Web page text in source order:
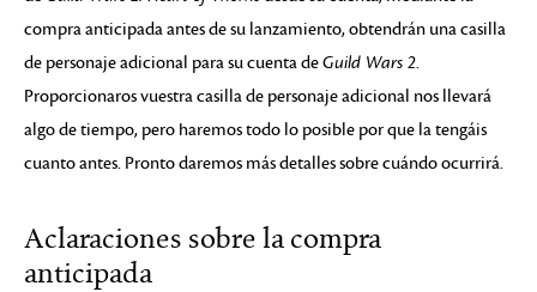
compra anticipada antes de su lanzamiento, obtendrán una casilla
de personaje adicional para su cuenta deGuild Wars 2.
Proporcionaros vuestra casilla de personaje adicional nos llevará
algo de tiempo, pero haremos todo lo posible por que la tengáis
cuanto antes. Pronto daremos más detalles sobre cuándo ocurrirá.
Aclaraciones sobre la compra
anticipada